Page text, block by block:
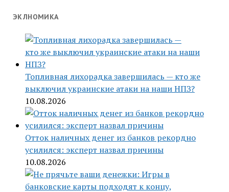
ЭКЛНОМИКА
Топливная лихорадка завершилась — кто же
выключил украинские атаки на наши НПЗ?
10.08.2026
Отток наличных денег из банков рекордно
усилился: эксперт назвал причины
10.08.2026